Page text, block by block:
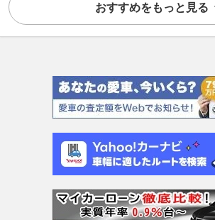
おすすめをもっと見る